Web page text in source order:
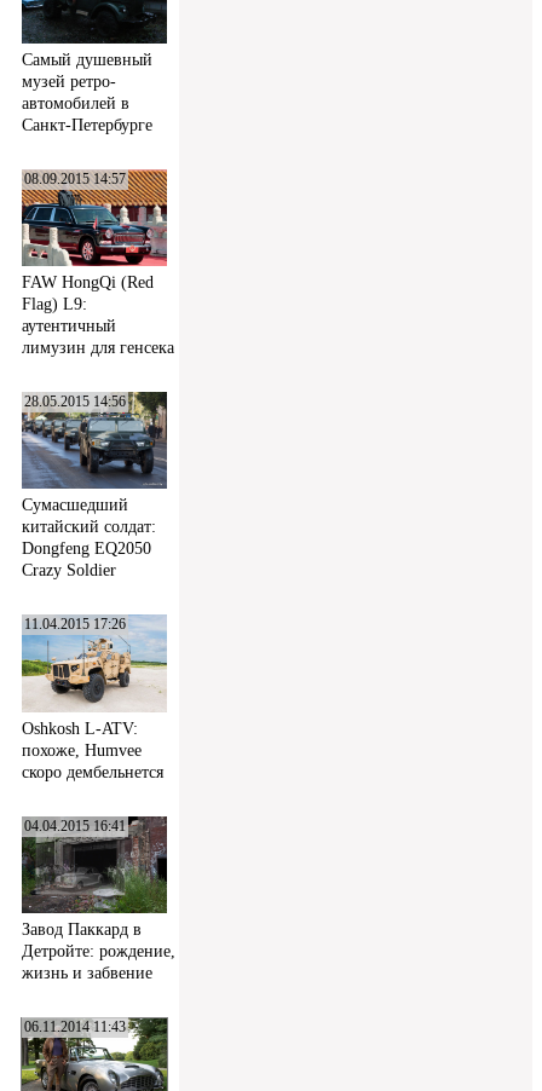
Самый душевный
музей ретро-
автомобилей в
Санкт-Петербурге
08.09.2015 14:57
FAW HongQi (Red
Flag) L9:
аутентичный
лимузин для генсека
28.05.2015 14:56
Сумасшедший
китайский солдат:
Dongfeng EQ2050
Crazy Soldier
11.04.2015 17:26
Oshkosh L-ATV:
похоже, Humvee
скоро дембельнется
04.04.2015 16:41
Завод Паккард в
Детройте: рождение,
жизнь и забвение
06.11.2014 11:43